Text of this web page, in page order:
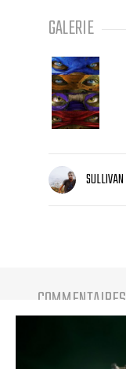
GALERIE
SULLIVAN
COMMENTAIRES